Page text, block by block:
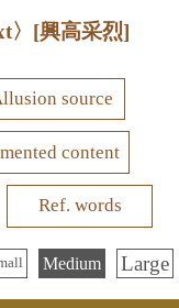
[興高采烈]
source
content
Ref. words
Medium Large